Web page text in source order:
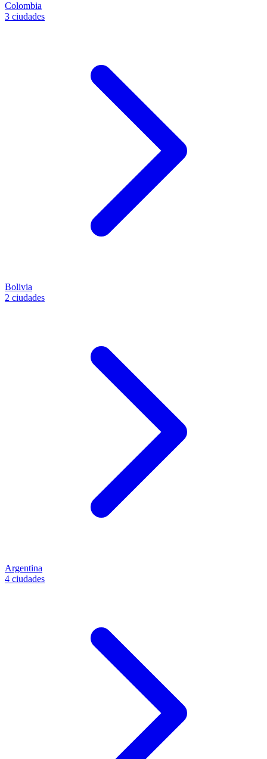
Colombia
3 ciudades
Bolivia
2 ciudades
Argentina
4 ciudades